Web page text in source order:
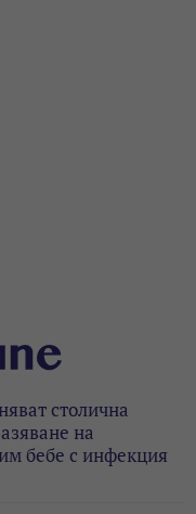
столична
на
бебе с инфекция